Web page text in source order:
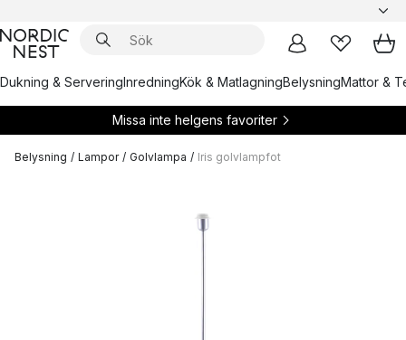
Dukning & ServeringInredningKök & MatlagningBelysningMattor &
Missa inte helgens favoriter
Belysning / Lampor / Golvlampa / Iris golvlampfot